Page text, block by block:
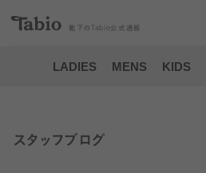
靴下の Tabio 公式通販
LADIES MENS KIDS
スタッフブログ